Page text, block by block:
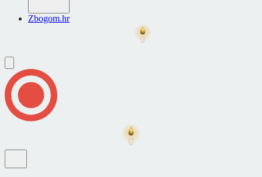
Zbogom.hr